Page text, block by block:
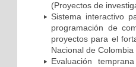
(Proyectos de
Sistema interactivo
programación de
proyectos para el
Nacional de
Evaluación